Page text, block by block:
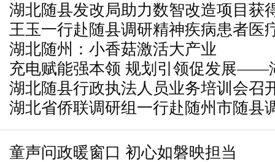
保护活动
湖北随县发改局助力数智改造项目获
资金“顶格”支持
王玉一行赴随县调研精神疾病患者医
湖北随州：小香菇激活大产业
充电赋能强本领 规划引领促发展——
和规划局规划设计提升小组启动2026
湖北随县行政执法人员业务培训会召
湖北省侨联调研组一行赴随州市随县
童声问政暖窗口 初心如磐映担当